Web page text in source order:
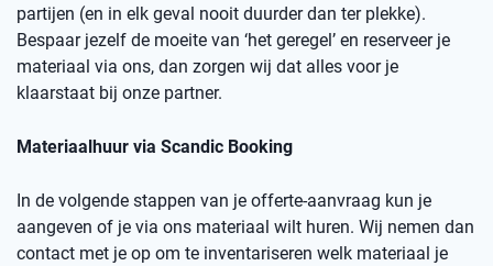
partijen (en in elk geval nooit duurder dan ter plekke).
Bespaar jezelf de moeite van ‘het geregel’ en reserveer je
materiaal via ons, dan zorgen wij dat alles voor je
klaarstaat bij onze partner.
Materiaalhuur via Scandic Booking
In de volgende stappen van je offerte-aanvraag kun je
aangeven of je via ons materiaal wilt huren. Wij nemen dan
contact met je op om te inventariseren welk materiaal je